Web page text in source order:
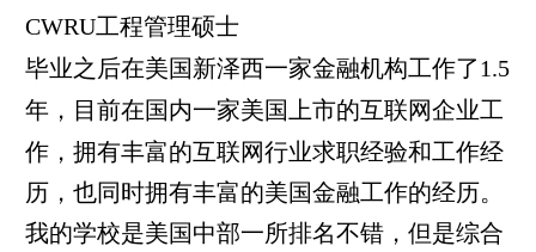
CWRU工程管理硕士
毕业之后在美国新泽西一家金融机构工作了1.5
年 ， 目前在国内一家美国上市的互联网企业工
作，拥有丰富的互联网行业求职经验和工作经
历，也同时拥有丰富的美国金融工作的经历。
我的学校是美国中部一所排名不错，但是综合